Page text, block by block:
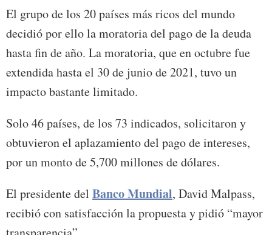
El grupo de los 20 países más ricos del mundo
decidió por ello la moratoria del pago de la deuda
hasta fin de año. La moratoria, que en octubre fue
extendida hasta el 30 de junio de 2021, tuvo un
impacto bastante limitado.
Solo 46 países, de los 73 indicados, solicitaron y
obtuvieron el aplazamiento del pago de intereses,
por un monto de 5,700 millones de dólares.
El presidente del Banco Mundial, David Malpass,
recibió con satisfacción la propuesta y pidió “mayor